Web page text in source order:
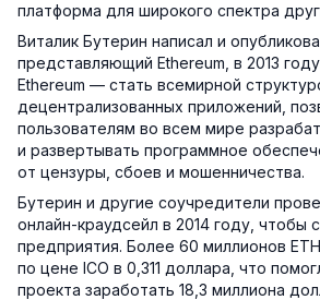
платформа для широкого спектра
Виталик Бутерин написал и
представляющий Ethereum, в 2013
Ethereum — стать всемирной
децентрализованных приложений,
пользователям во всем мире
и развертывать программное
от цензуры, сбоев и мошенничества.
Бутерин и другие соучредители
онлайн-краудсейл в 2014 году, чтобы
предприятия. Более 60 миллионов
по цене ICO в 0,311 доллара, что
проекта заработать 18,3 миллиона